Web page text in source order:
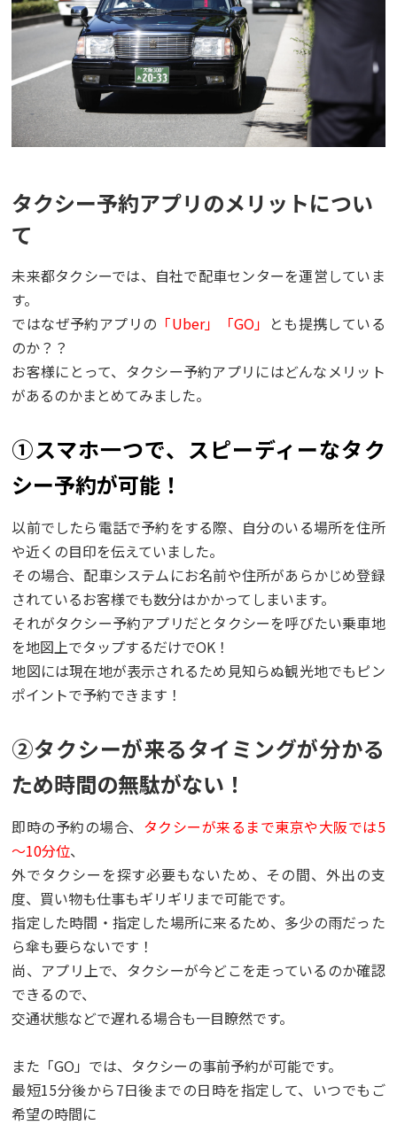
タクシー予約アプリのメリットについ
て
未来都タクシーでは、自社で配車センターを運営していま
す。
ではなぜ予約アプリの 「Uber」「GO」 とも提携している
のか？？
お客様にとって、タクシー予約アプリにはどんなメリット
があるのかまとめてみました。
➀スマホ一つで、スピーディーなタク
シー予約が可能！
以前でしたら電話で予約をする際、自分のいる場所を住所
や近くの目印を伝えていました。
その場合、配車システムにお名前や住所があらかじめ登録
されているお客様でも数分はかかってしまいます。
それがタクシー予約アプリだとタクシーを呼びたい乗車地
を地図上でタップするだけでOK！
地図には現在地が表示されるため見知らぬ観光地でもピン
ポイントで予約できます！
②タクシーが来るタイミングが分かる
ため時間の無駄がない！
即時の予約の場合、 タクシーが来るまで東京や大阪では5
～10分位、
外でタクシーを探す必要もないため、その間、外出の支
度、買い物も仕事もギリギリまで可能です。
指定した時間・指定した場所に来るため、多少の雨だった
ら傘も要らないです！
尚、アプリ上で、タクシーが今どこを走っているのか確認
できるので、
交通状態などで遅れる場合も一目瞭然です。
また「GO」では、タクシーの事前予約が可能です。
最短15分後から7日後までの日時を指定して、いつでもご
希望の時間に